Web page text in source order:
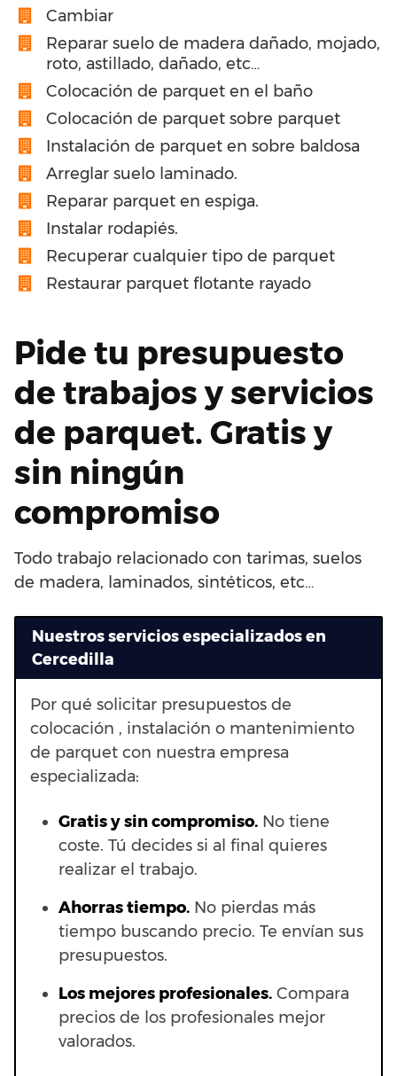
Cambiar
Reparar suelo de madera dañado, mojado,
roto, astillado, dañado, etc…
Colocación de parquet en el baño
Colocación de parquet sobre parquet
Instalación de parquet en sobre baldosa
Arreglar suelo laminado.
Reparar parquet en espiga.
Instalar rodapiés.
Recuperar cualquier tipo de parquet
Restaurar parquet flotante rayado
Pide tu presupuesto
de trabajos y servicios
de parquet. Gratis y
sin ningún
compromiso
Todo trabajo relacionado con tarimas, suelos
de madera, laminados, sintéticos, etc…
Nuestros servicios especializados en
Cercedilla
Por qué solicitar presupuestos de
colocación , instalación o mantenimiento
de parquet con nuestra empresa
especializada:
Gratis y sin compromiso. No tiene
coste. Tú decides si al final quieres
realizar el trabajo.
Ahorras tiempo. No pierdas más
tiempo buscando precio. Te envían sus
presupuestos.
Los mejores profesionales. Compara
precios de los profesionales mejor
valorados.